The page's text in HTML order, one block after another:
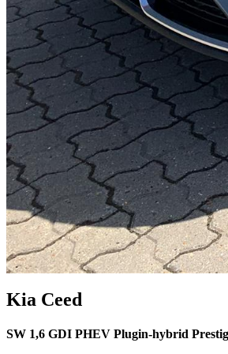
Kia Ceed
SW 1,6 GDI PHEV Plugin-hybrid